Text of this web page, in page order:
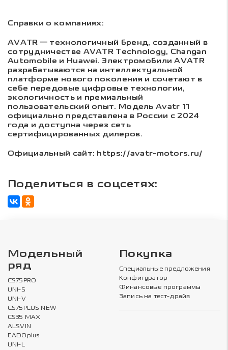
Справки о компаниях:
AVATR — технологичный бренд, созданный в
сотрудничестве AVATR Technology, Changan
Automobile и Huawei. Электромобили AVATR
разрабатываются на интеллектуальной
платформе нового поколения и сочетают в
себе передовые цифровые технологии,
экологичность и премиальный
пользовательский опыт. Модель Avatr 11
официально представлена в России с 2024
года и доступна через сеть
сертифицированных дилеров.
Официальный сайт: https://avatr-motors.ru/
Поделиться в соцсетях:
Модельный
ряд
CS75PRO
UNI-S
UNI-V
CS75PLUS NEW
CS35 MAX
ALSVIN
EADOplus
UNI-L
Покупка
Специальные предложения
Конфигуратор
Финансовые программы
Запись на тест-драйв